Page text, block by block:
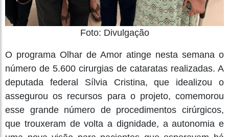
Foto: Divulgação
O programa Olhar de Amor atinge nesta semana o
número de 5.600 cirurgias de cataratas realizadas. A
deputada federal Sílvia Cristina, que idealizou o
assegurou os recursos para o projeto, comemorou
esse grande número de procedimentos cirúrgicos,
que trouxeram de volta a dignidade, a autonomia e